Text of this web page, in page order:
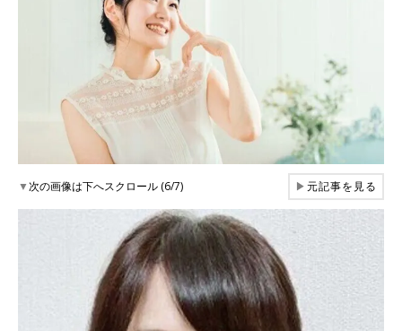
▼次の画像は下へスクロール (6/7) ▶元記事を見る